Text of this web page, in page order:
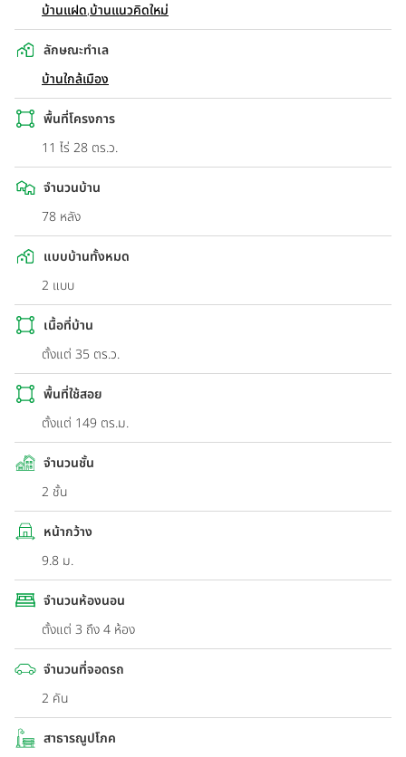
บ้านแฝด,บ้านแนวคิดใหม่
ลักษณะทำเล
บ้านใกล้เมือง
พื้นที่โครงการ
11 ไร่ 28 ตร.ว.
จำนวนบ้าน
78 หลัง
แบบบ้านทั้งหมด
2 แบบ
เนื้อที่บ้าน
ตั้งแต่ 35 ตร.ว.
พื้นที่ใช้สอย
ตั้งแต่ 149 ตร.ม.
จำนวนชั้น
2 ชั้น
หน้ากว้าง
9.8 ม.
จำนวนห้องนอน
ตั้งแต่ 3 ถึง 4 ห้อง
จำนวนที่จอดรถ
2 คัน
สาธารณูปโภค